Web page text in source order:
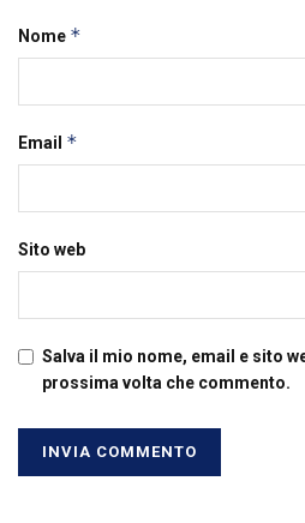
Nome *
Email *
Sito web
Salva il mio nome, email e sito
prossima volta che commento.